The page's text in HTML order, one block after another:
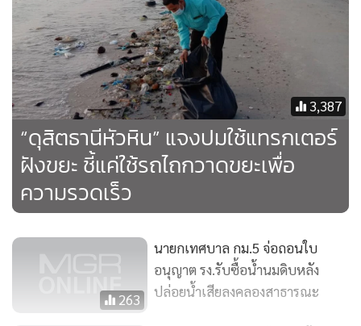
3,387
“ดุสิตธานีหัวหิน” แจงปมใช้แทรกเตอร์
ฝังขยะ ชี้แค่ใช้รถไถกวาดขยะเพื่อ
ความรวดเร็ว
263
นายกเทศบาล กม.5 จ่อถอนใบ
อนุญาต รง.รับซื้อน้ำนมดิบหลัง
ปล่อยน้ำเสียลงคลองสาธารณะ